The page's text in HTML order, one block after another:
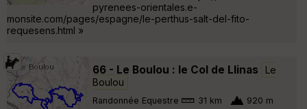
pyrenees-orientales.e-
monsite.com/pages/espagne/le-perthus-salt-del-fito-
requesens.html »
66 - Le Boulou : le Col de Llinas
Le
Boulou
Randonnée Equestre 31 km 920 m